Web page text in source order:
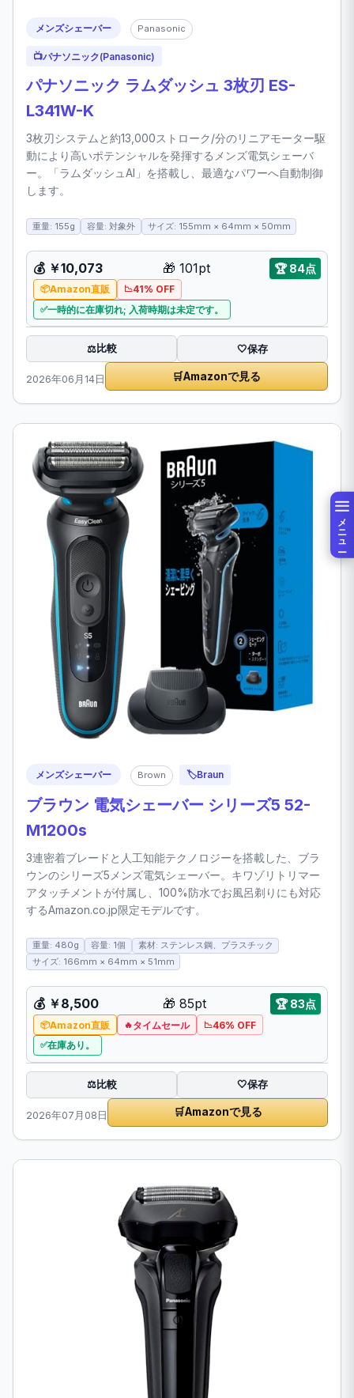
メニュー
メンズシェーバー Panasonic
📺パナソニック(Panasonic)
パナソニック ラムダッシュ 3枚刃 ES-
L341W-K
3枚刃システムと約13,000ストローク/分のリニアモーター駆
動により高いポテンシャルを発揮するメンズ電気シェーバ
ー。「ラムダッシュAI」を搭載し、最適なパワーへ自動制御
します。
重量: 155g 容量: 対象外 サイズ: 155mm × 64mm × 50mm
💰 ￥10,073 🎁 101pt 🏆84点
Amazon直販
41% OFF
一時的に在庫切れ; 入荷時期は未定です。
⚖️比較 🤍保存
2026年06月14日 🛒Amazonで見る
メンズシェーバー Brown 🏷️Braun
ブラウン 電気シェーバー シリーズ5 52-
M1200s
3連密着ブレードと人工知能テクノロジーを搭載した、ブラ
ウンのシリーズ5メンズ電気シェーバー。キワゾリトリマー
アタッチメントが付属し、100%防水でお風呂剃りにも対応
するAmazon.co.jp限定モデルです。
重量: 480g 容量: 1個
素材: ステンレス鋼、プラスチック
サイズ: 166mm × 64mm × 51mm
💰 ￥8,500 🎁 85pt 🏆83点
Amazon直販 タイムセール
46% OFF
在庫あり。
⚖️比較 🤍保存
2026年07月08日 🛒Amazonで見る